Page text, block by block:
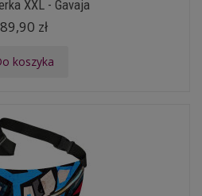
XXL - Gavaja
89,90 zł
koszyka